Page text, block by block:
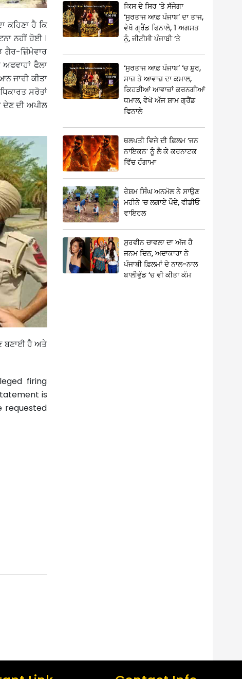
ਕਹਿਣਾ ਹੈ ਕਿ
ਨਹੀਂ ਹੋਈ ।
ਜ਼ਿੰਮੇਵਾਰ
ਫੈਲਾ
ਜਾਰੀ ਕੀਤਾ
ਸਰੋਤਾਂ
ਦੇਣ ਦੀ ਅਪੀਲ
ਬਣਾਈ ਹੈ ਅਤੇ
firing
is
requested
ਕਿਸ ਦੇ ਸਿਰ ‘ਤੇ ਸੱਜੇਗਾ
‘ਸੁਰਤਾਜ ਆਫ਼ ਪੰਜਾਬ’ ਦਾ ਤਾਜ,
ਵੇਖੋ ਗ੍ਰੈਂਡ ਫਿਨਾਲੇ, 1 ਅਗਸਤ
ਨੂੰ, ਜੀਟੀਸੀ ਪੰਜਾਬੀ ‘ਤੇ
‘ਸੁਰਤਾਜ ਆਫ਼ ਪੰਜਾਬ’ ‘ਚ ਸ਼ੁਰ,
ਸਾਜ਼ ਤੇ ਆਵਾਜ਼ ਦਾ ਕਮਾਲ,
ਕਿਹੜੀਆਂ ਆਵਾਜ਼ਾਂ ਕਰਨਗੀਆਂ
ਧਮਾਲ, ਵੇਖੋ ਅੱਜ ਸ਼ਾਮ ਗ੍ਰੈਂਡ
ਫਿਨਾਲੇ
ਥਲਪਤੀ ਵਿਜੇ ਦੀ ਫ਼ਿਲਮ ‘ਜਨ
ਨਾਇਕਨ’ ਨੂੰ ਲੈ ਕੇ ਕਰਨਾਟਕ
ਵਿੱਚ ਹੰਗਾਮਾ
ਰੇਸ਼ਮ ਸਿੰਘ ਅਨਮੋਲ ਨੇ ਸਾਉਣ
ਮਹੀਨੇ ‘ਚ ਲਗਾਏ ਪੌਦੇ, ਵੀਡੀਓ
ਵਾਇਰਲ
ਸੁਰਵੀਨ ਚਾਵਲਾ ਦਾ ਅੱਜ ਹੈ
ਜਨਮ ਦਿਨ, ਅਦਾਕਾਰਾ ਨੇ
ਪੰਜਾਬੀ ਫ਼ਿਲਮਾਂ ਦੇ ਨਾਲ-ਨਾਲ
ਬਾਲੀਵੁੱਡ ‘ਚ ਵੀ ਕੀਤਾ ਕੰਮ